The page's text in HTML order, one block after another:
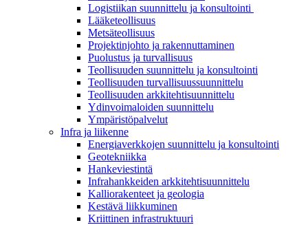
Logistiikan suunnittelu ja konsultointi
Lääketeollisuus
Metsäteollisuus
Projektinjohto ja rakennuttaminen
Puolustus ja turvallisuus
Teollisuuden suunnittelu ja konsultointi
Teollisuuden turvallisuussuunnittelu
Teollisuuden arkkitehtisuunnittelu
Ydinvoimaloiden suunnittelu
Ympäristöpalvelut
Infra ja liikenne
Energiaverkkojen suunnittelu ja konsultointi
Geotekniikka
Hankeviestintä
Infrahankkeiden arkkitehtisuunnittelu
Kalliorakenteet ja geologia
Kestävä liikkuminen
Kriittinen infrastruktuuri